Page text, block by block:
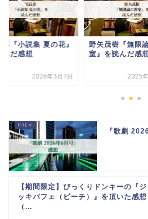
喜『小説集 夏の花』
んだ感想
2026年3月7日
野矢茂樹『無限
室』を読んだ感
2025
『歌劇
【期間限定】びっくりドンキーの『ジ
ッキパフェ（ピーチ）』を頂いた感想
（...